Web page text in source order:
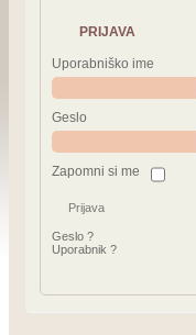
PRIJAVA
Uporabniško ime
Geslo
Zapomni si me
Geslo ?
Uporabnik ?